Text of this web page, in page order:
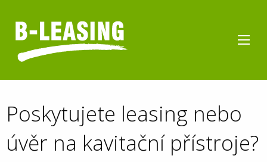
Poskytujete leasing nebo
úvěr na kavitační přístroje?